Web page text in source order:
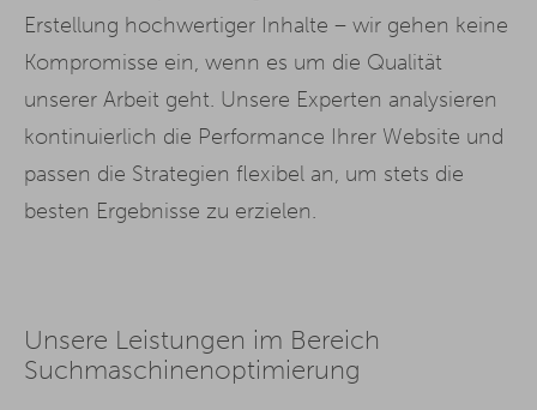
Erstellung hochwertiger Inhalte – wir gehen keine
Kompromisse ein, wenn es um die Qualität
unserer Arbeit geht. Unsere Experten analysieren
kontinuierlich die Performance Ihrer Website und
passen die Strategien flexibel an, um stets die
besten Ergebnisse zu erzielen.
Unsere Leistungen im Bereich
Suchmaschinenoptimierung